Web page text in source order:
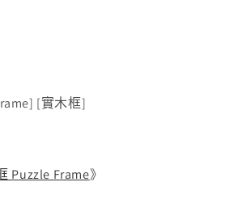
[實木框]
Puzzle Frame》